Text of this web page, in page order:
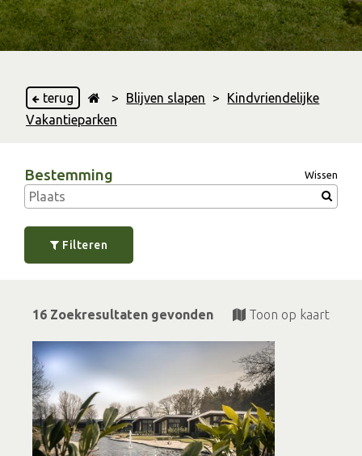
terug > Blijven slapen >
Kindvriendelijke
Vakantieparken
Bestemming Wissen
Filteren
16 Zoekresultaten gevonden Toon op kaart